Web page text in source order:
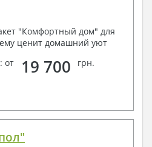
"Комфортный дом" для
ценит домашний уют
: от 19 700 грн.